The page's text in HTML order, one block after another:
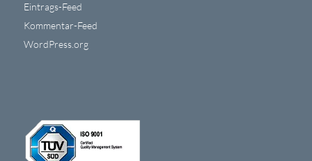
Eintrags-Feed
Kommentar-Feed
WordPress.org